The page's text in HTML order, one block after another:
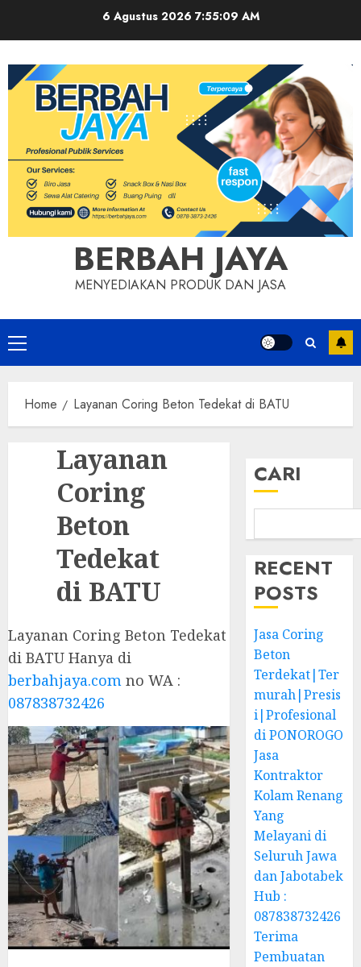
6 Agustus 2026 7:55:09 AM
BERBAH JAYA
MENYEDIAKAN PRODUK DAN JASA
Primary
Menu
Home Layanan Coring Beton Tedekat di BATU
Layanan
Coring
Beton
Tedekat
di BATU
Layanan Coring Beton Tedekat
di BATU Hanya di
berbahjaya.com no WA :
087838732426
CARI
RECENT
POSTS
Jasa Coring
Beton
Terdekat|Ter
murah|Presis
i|Profesional
di PONOROGO
Jasa
Kontraktor
Kolam Renang
Yang
Melayani di
Seluruh Jawa
dan Jabotabek
Hub :
087838732426
Terima
Pembuatan